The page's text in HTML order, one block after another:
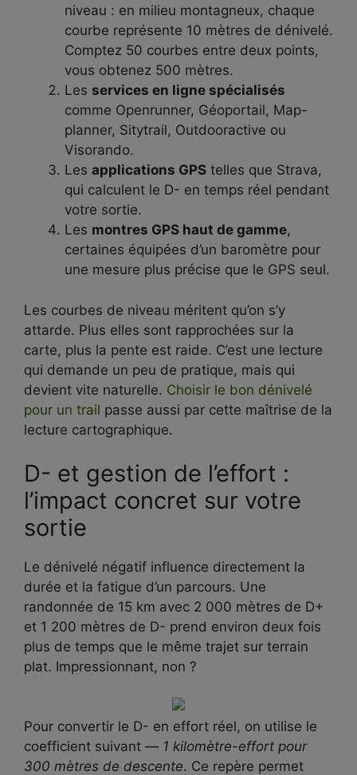
niveau : en milieu montagneux, chaque
courbe représente 10 mètres de dénivelé.
Comptez 50 courbes entre deux points,
vous obtenez 500 mètres.
Les services en ligne spécialisés
comme Openrunner, Géoportail, Map-
planner, Sitytrail, Outdooractive ou
Visorando.
Les applications GPS telles que Strava,
qui calculent le D- en temps réel pendant
votre sortie.
Les montres GPS haut de gamme,
certaines équipées d’un baromètre pour
une mesure plus précise que le GPS seul.
Les courbes de niveau méritent qu’on s’y
attarde. Plus elles sont rapprochées sur la
carte, plus la pente est raide. C’est une lecture
qui demande un peu de pratique, mais qui
devient vite naturelle. Choisir le bon dénivelé
pour un trail passe aussi par cette maîtrise de la
lecture cartographique.
D- et gestion de l’effort :
l’impact concret sur votre
sortie
Le dénivelé négatif influence directement la
durée et la fatigue d’un parcours. Une
randonnée de 15 km avec 2 000 mètres de D+
et 1 200 mètres de D- prend environ deux fois
plus de temps que le même trajet sur terrain
plat. Impressionnant, non ?
Pour convertir le D- en effort réel, on utilise le
coefficient suivant — 1 kilomètre-effort pour
300 mètres de descente. Ce repère permet